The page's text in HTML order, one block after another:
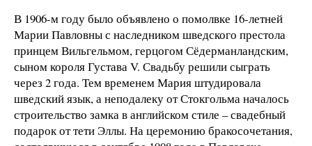
В 1906-м году было объявлено о помолвке 16-летней
Марии Павловны с наследником шведского престола
принцем Вильгельмом, герцогом Сёдерманландским,
сыном короля Густава V. Свадьбу решили сыграть
через 2 года. Тем временем Мария штудировала
шведский язык, а неподалеку от Стокгольма началось
строительство замка в английском стиле – свадебный
подарок от тети Эллы. На церемонию бракосочетания,